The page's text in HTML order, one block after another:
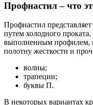
Профнастил – что
Профнастил
путем холодного
выполненным профилем,
полотну жесткости и
волны;
трапеции;
буквы П.
В некоторых вариантах